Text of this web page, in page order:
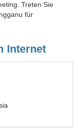
Treten Sie
für
Internet